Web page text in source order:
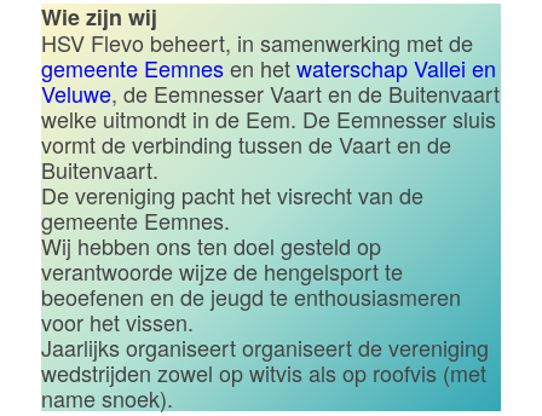
Wie zijn wij
HSV Flevo beheert, in samenwerking met de
gemeente Eemnesen hetwaterschap Vallei en
Veluwe, de Eemnesser Vaart en de Buitenvaart
welke uitmondt in de Eem. De Eemnesser sluis
vormt de verbinding tussen de Vaart en de
Buitenvaart.
De vereniging pacht het visrecht van de
gemeente Eemnes.
Wij hebben ons ten doel gesteld op
verantwoorde wijze de hengelsport te
beoefenen en de jeugd te enthousiasmeren
voor het vissen.
Jaarlijks organiseert organiseert de vereniging
wedstrijden zowel op witvis als op roofvis (met
name snoek).